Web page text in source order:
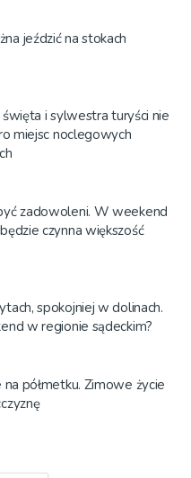
jeździć na stokach
i sylwestra turyści nie
miejsc noclegowych
zadowoleni. W weekend
czynna większość
spokojniej w dolinach.
w regionie sądeckim?
na półmetku. Zimowe życie